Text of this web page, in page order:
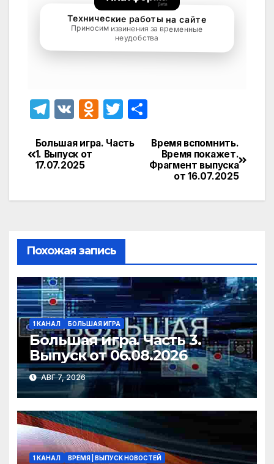
T
e
gr
m
V
O
n
a
s
ni
ki
T
itt
п
р
в
ь
Навигация
по
записям
Время вспомнить.
Время покажет.
Фрагмент выпуска
от 16.07.2025
Большая игра. Часть
1. Выпуск от
17.07.2025
Похожая запись
1 КАНАЛ БОЛЬШАЯ ИГРА
Большая игра. Часть 3.
Выпуск от 06.08.2026
АВГ 7, 2026
1 КАНАЛ ВРЕМЯ | ВЫПУСК НОВОСТЕЙ